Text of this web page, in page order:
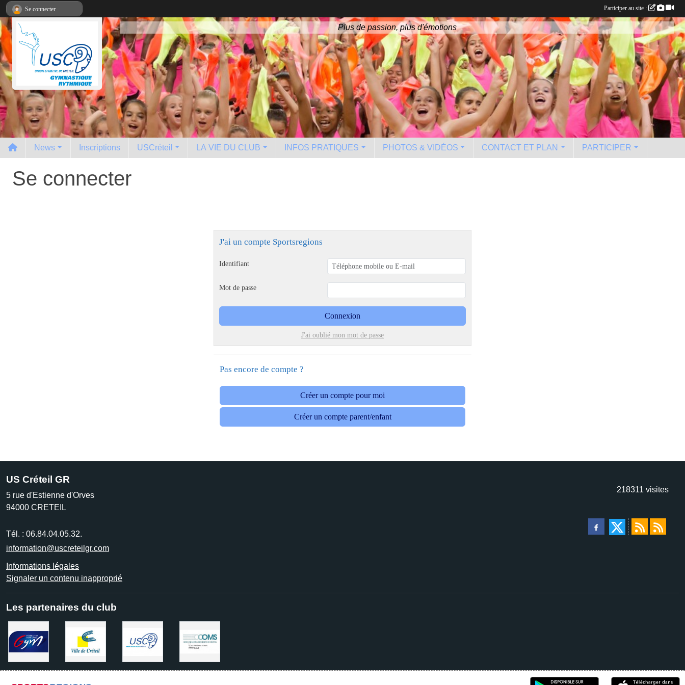
Plus de passion, plus d'émotions
News Inscriptions USCréteil LA VIE DU CLUB INFOS PRATIQUES PHOTOS & VIDÉOS CONTACT ET PLAN PARTICIPER
Se connecter
J'ai un compte Sportsregions
Identifiant
Mot de passe
Connexion
J'ai oublié mon mot de passe
Pas encore de compte ?
Créer un compte pour moi
Créer un compte parent/enfant
US Créteil GR
5 rue d'Estienne d'Orves
94000 CRETEIL
Tél. : 06.84.04.05.32.
information@uscreteilgr.com
Informations légales
Signaler un contenu inapproprié
218311 visites
Les partenaires du club
Se connecter Participer au site :
Panneau de gestion des cookies